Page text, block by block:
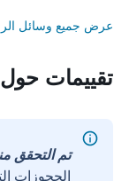
عرض جميع وسائل
تقييمات
تم التحقق منه
الحجوزات